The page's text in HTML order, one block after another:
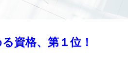
資格、第１位 ！